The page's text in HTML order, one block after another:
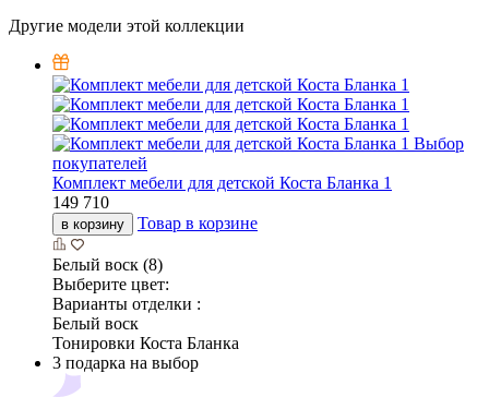
Другие модели этой коллекции
Выбор
покупателей
Комплект мебели для детской Коста Бланка 1
149 710
в корзину Товар в корзине
Белый воск (8)
Выберите цвет:
Варианты отделки :
Белый воск
Тонировки Коста Бланка
3 подарка на выбор